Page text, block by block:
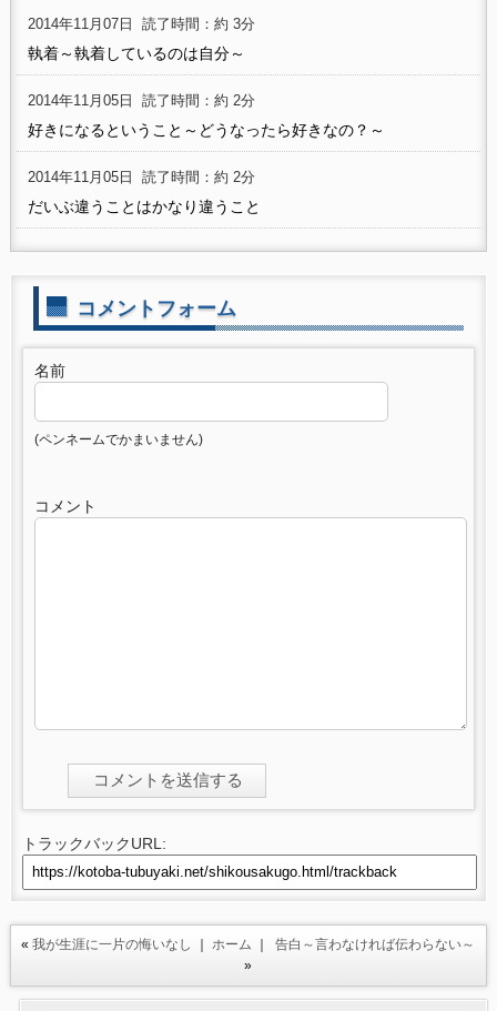
2014年11月07日 読了時間：約 3分
執着～執着しているのは自分～
2014年11月05日 読了時間：約 2分
好きになるということ～どうなったら好きなの？～
2014年11月05日 読了時間：約 2分
だいぶ違うことはかなり違うこと
コメントフォーム
名前
(ペンネームでかまいません)
コメント
トラックバックURL:
«我が生涯に一片の悔いなし ｜ホーム ｜告白～言わなければ伝わらない～
»